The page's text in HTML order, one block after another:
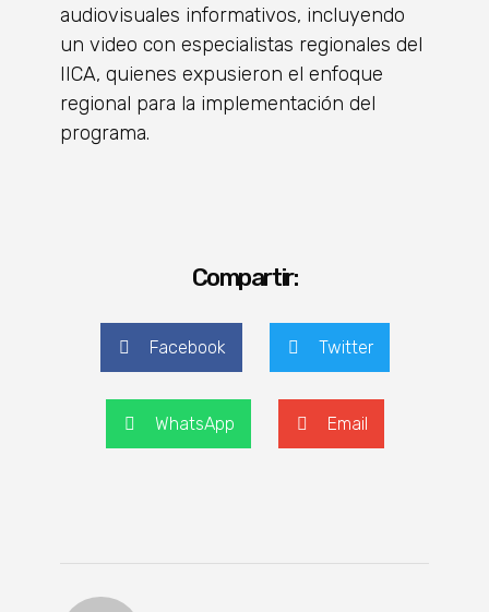
audiovisuales informativos, incluyendo
un video con especialistas regionales del
IICA, quienes expusieron el enfoque
regional para la implementación del
programa.
Compartir:
Facebook Twitter
WhatsApp Email